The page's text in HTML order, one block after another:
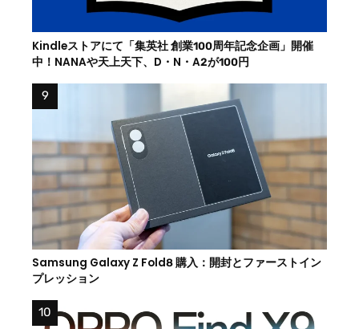
Kindleストアにて「集英社 創業100周年記念企画」開催
中！NANAや天上天下、D・N・A2が100円
Samsung Galaxy Z Fold8 購入：開封とファーストイン
プレッション